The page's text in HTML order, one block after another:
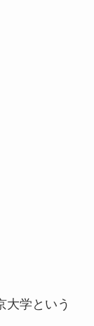
大学という